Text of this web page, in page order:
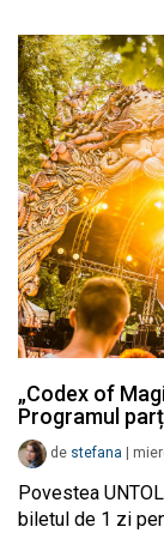
„Codex of
Programul
de stefana
Povestea
biletul de 1 zi